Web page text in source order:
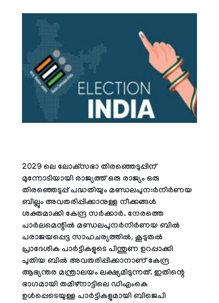
2029 ലെ ലോക്‌സഭാ തിരഞ്ഞെടുപ്പിന്
മുന്നോടിയായി രാജ്യത്ത് ഒരു രാജ്യം ഒരു
തിരഞ്ഞെടുപ്പ് പദ്ധതിയും മണ്ഡലപുന:ര്‍നിര്‍ണയ
ബില്ലും അവതരിപ്പിക്കാനുള്ള നീക്കങ്ങള്‍
ശക്തമാക്കി കേന്ദ്ര സര്‍ക്കാര്‍. നേരത്തെ
പാര്‍ലമെന്റില്‍ മണ്ഡലപുനര്‍നിര്‍ണയ ബില്‍
പരാജയപ്പെട്ട സാഹചര്യത്തില്‍, കൂടുതല്‍
പ്രാദേശിക പാര്‍ട്ടികളുടെ പിന്തുണ ഉറപ്പാക്കി
പുതിയ ബില്‍ അവതരിപ്പിക്കാനാണ് കേന്ദ്ര
ആഭ്യന്തര മന്ത്രാലയം ലക്ഷ്യമിടുന്നത്. ഇതിന്റെ
ഭാഗമായി തമിഴ്‌നാട്ടിലെ ഡിഎംകെ
ഉള്‍പ്പെടെയുള്ള പാര്‍ട്ടികളുമായി ബിജെപി